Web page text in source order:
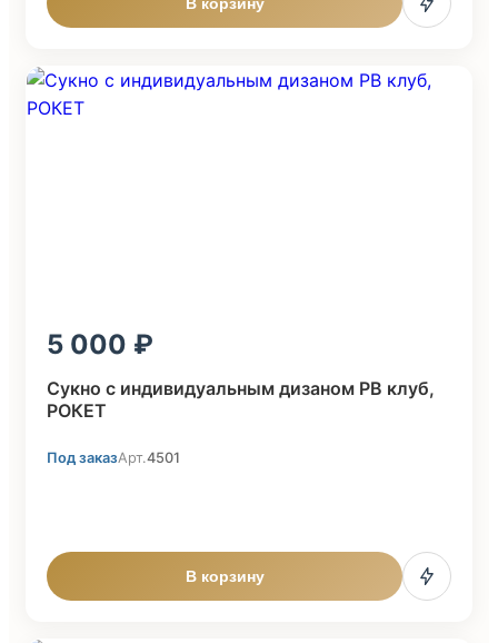
5 000
Cукно с индивидуальным дизаном PB клуб,
POКЕТ
Под заказАрт.4501
В корзину